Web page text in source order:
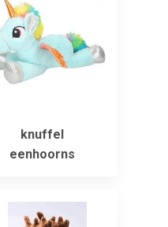
knuffel
eenhoorns